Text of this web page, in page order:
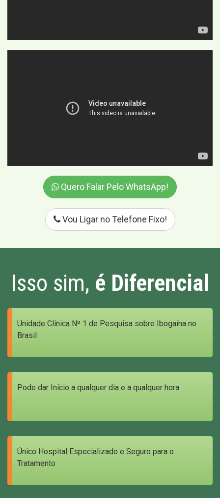
Quero Falar Pelo WhatsApp!
Vou Ligar no Telefone Fixo!
Isso sim, é Diferencial
Unidade Clínica Nº 1 de Pesquisa sobre Ibogaína no
Brasil
Pode dar Início a qualquer dia e a qualquer hora
Único Hospital Especializado e Seguro para o
Tratamento